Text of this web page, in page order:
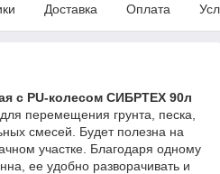
Доставка Оплата
с PU-колесом СИБРТЕХ 90л
перемещения грунта, песка,
смесей. Будет полезна на
участке. Благодаря одному
ее удобно разворачивать и